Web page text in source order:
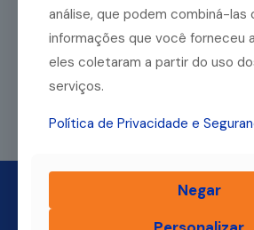
Muitos empreendedores buscam
vendas e trazer maior público para o
você sabia que costuma ser mais
quem já[…]
análise, que podem combiná-las
informações que você forneceu
eles coletaram a partir do uso
serviços.
Política de Privacidade e
Negar